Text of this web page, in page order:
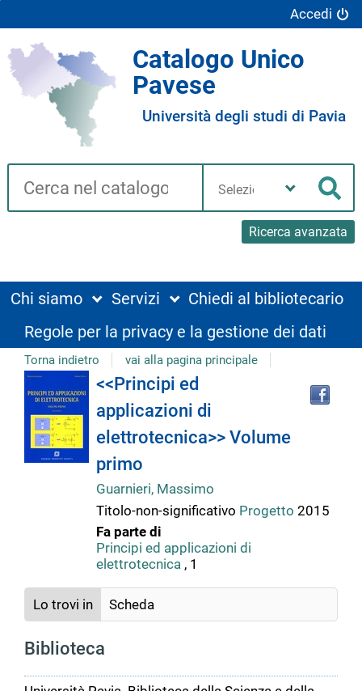
Accedi
Catalogo Unico
Pavese
Università degli studi di Pavia
Cerca su "Catalogo"
Ricerca avanzata
biblioteca
Chi siamo Servizi
Chiedi al bibliotecario
Regole per la privacy e la gestione dei dati
Torna indietro vai alla pagina principale
Dettaglio
del
documento
<<Principi ed
applicazioni di
elettrotecnica>> Volume
primo
Guarnieri, Massimo
Titolo-non-significativo Progetto 2015
Fa parte di
Principi ed applicazioni di
elettrotecnica, 1
Lo trovi in Scheda
Biblioteca